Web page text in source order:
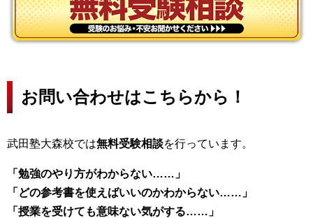
お問い合わせはこちらから！
武田塾大森校では無料受験相談を行っています。
「勉強のやり方がわからない……」
「どの参考書を使えばいいのかわからない……」
「授業を受けても意味ない気がする……」